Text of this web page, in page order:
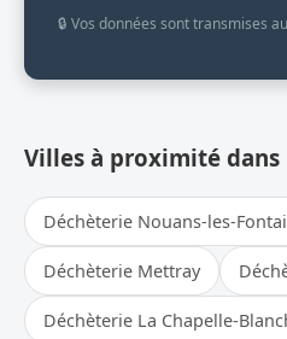
🔒 Vos données sont transmises
Villes à proximité dans
Déchèterie Nouans-les-
Déchèterie Mettray
Déchèterie La Chapelle-